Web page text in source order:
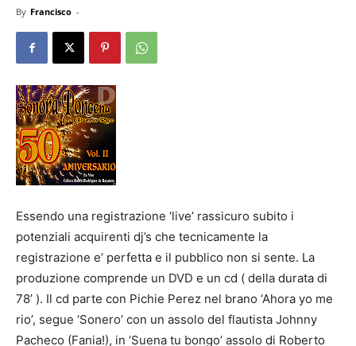
By Francisco -
Essendo una registrazione ‘live’ rassicuro subito i
potenziali acquirenti dj’s che tecnicamente la
registrazione e’ perfetta e il pubblico non si sente. La
produzione comprende un DVD e un cd ( della durata di
78’ ). Il cd parte con Pichie Perez nel brano ‘Ahora yo me
rio’, segue ‘Sonero’ con un assolo del flautista Johnny
Pacheco (Fania!), in ‘Suena tu bongo’ assolo di Roberto